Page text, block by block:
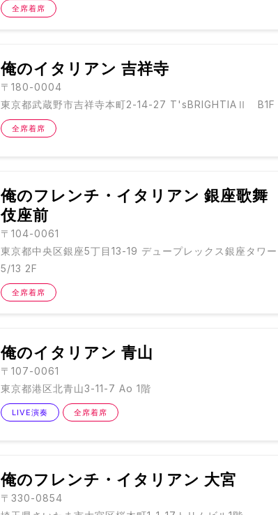
全席着席
俺のイタリアン 吉祥寺
〒180-0004
東京都武蔵野市吉祥寺本町2-14-27 T'sBRIGHTIAⅡ B1F
全席着席
俺のフレンチ・イタリアン 銀座歌舞
伎座前
〒104-0061
東京都中央区銀座5丁目13-19 デュープレックス銀座タワー
5/13 2F
全席着席
俺のイタリアン 青山
〒107-0061
東京都港区北青山3-11-7 Ao 1階
LIVE演奏 全席着席
俺のフレンチ・イタリアン 大宮
〒330-0854